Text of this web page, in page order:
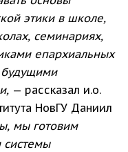
этики в школе,
семинариях,
епархиальных
будущими
— рассказал и.о.
НовГУ Даниил
мы готовим
системы